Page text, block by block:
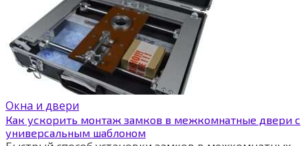
Окна и двери
Как ускорить монтаж замков в межкомнатные двери с
универсальным шаблоном